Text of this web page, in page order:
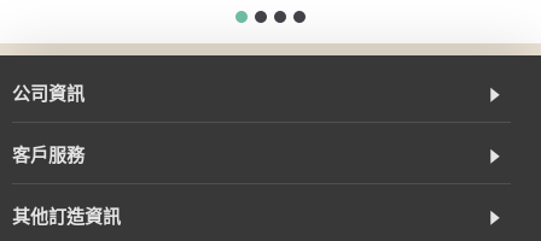
公司資訊
客戶服務
其他訂造資訊